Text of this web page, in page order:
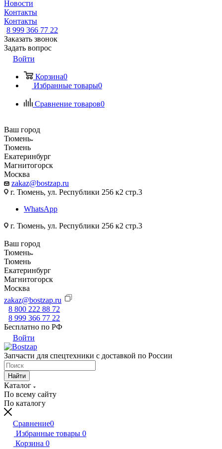
Новости
Контакты
Контакты
8 999 366 77 22
Заказать звонок
Задать вопрос
Войти
Корзина0
Избранные товары0
Сравнение товаров0
Ваш город
Тюмень
Тюмень
Екатеринбург
Магнитогорск
Москва
zakaz@bostzap.ru
г. Тюмень, ул. Республики 256 к2 стр.3
WhatsApp
г. Тюмень, ул. Республики 256 к2 стр.3
Ваш город
Тюмень
Тюмень
Екатеринбург
Магнитогорск
Москва
zakaz@bostzap.ru
8 800 222 88 72
8 999 366 77 22
Бесплатно по РФ
Войти
Запчасти для спецтехники с доставкой по России
Найти
Каталог
По всему сайту
По каталогу
Сравнение0
Избранные товары 0
Корзина 0